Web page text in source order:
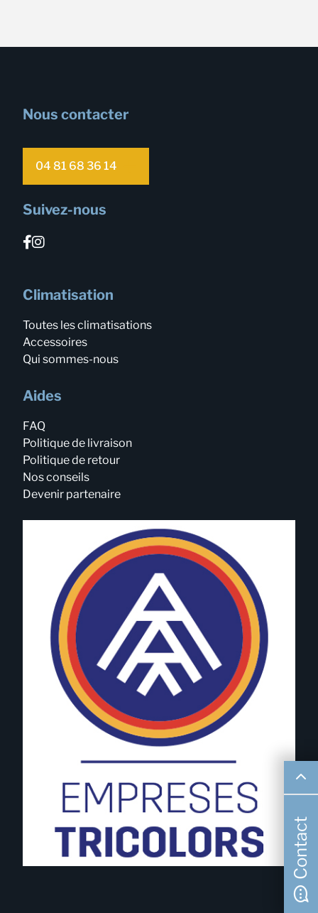
Nous contacter
04 81 68 36 14
Suivez-nous
Climatisation
Toutes les climatisations
Accessoires
Qui sommes-nous
Aides
FAQ
Politique de livraison
Politique de retour
Nos conseils
Devenir partenaire
Contact